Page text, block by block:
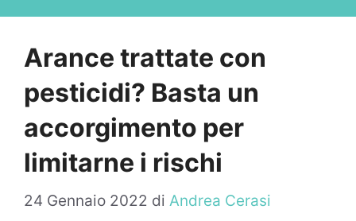
Arance trattate con
pesticidi? Basta un
accorgimento per
limitarne i rischi
24 Gennaio 2022 di Andrea Cerasi